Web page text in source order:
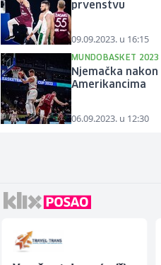
prvenstvu
09.09.2023. u 16:15
MUNDOBASKET 2023
Njemačka
Amerikancima
06.09.2023. u 12:30